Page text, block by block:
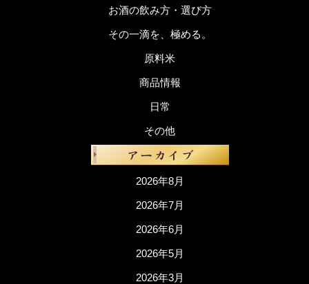
お酒の飲み方・選び方
その一滴を、極める。
原料米
商品情報
日常
その他
2026年8月
2026年7月
2026年6月
2026年5月
2026年3月